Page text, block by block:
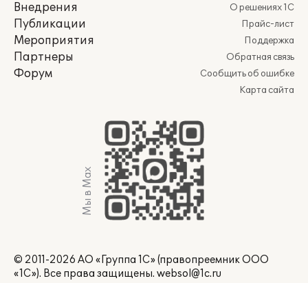
Внедрения
Публикации
Мероприятия
Партнеры
Форум
О решениях 1С
Прайс-лист
Поддержка
Обратная связь
Сообщить об ошибке
Карта сайта
Мы в Max
© 2011-2026 АО «Группа 1С» (правопреемник ООО
«1С»). Все права защищены. websol@1c.ru